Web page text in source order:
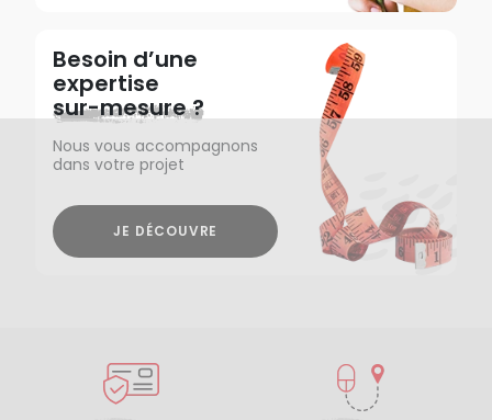
Besoin d’une
expertise
sur-mesure ?
Nous vous accompagnons
dans votre projet
JE DÉCOUVRE